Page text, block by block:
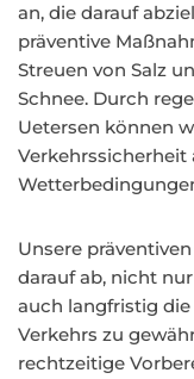
an, die darauf
präventive
Streuen von Salz
Schnee. Durch
Uetersen können
Unsere
darauf ab, nicht
auch langfristig
Verkehrs zu
rechtzeitige